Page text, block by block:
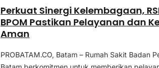
Perkuat Sinergi Kelembagaan,
BPOM Pastikan Pelayanan dan
Aman
PROBATAM.CO, Batam – Rumah Sakit Badan